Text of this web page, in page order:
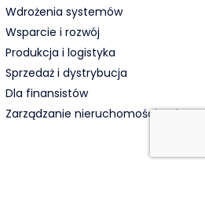
Wdrożenia systemów
Wsparcie i rozwój
Produkcja i logistyka
Sprzedaż i dystrybucja
Dla finansistów
Zarządzanie nieruchomościami